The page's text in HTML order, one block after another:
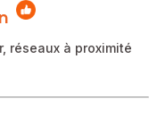
réseaux à proximité